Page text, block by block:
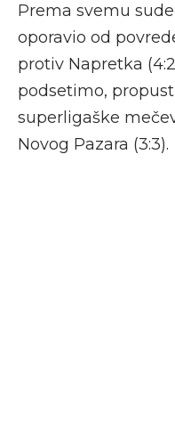
Prema svemu
oporavio od
protiv Napretka
podsetimo,
superligaške
Novog Pazara (3:3).